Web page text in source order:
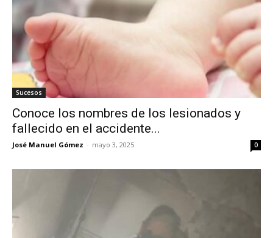
Sucesos
Conoce los nombres de los lesionados y
fallecido en el accidente...
José Manuel Gómez - mayo 3, 2025 0